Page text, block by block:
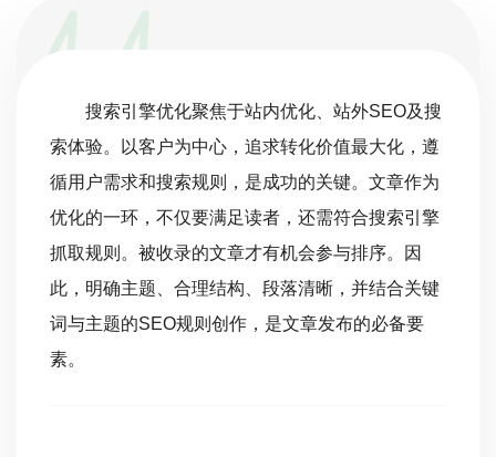
搜索引擎优化聚焦于站内优化、站外SEO及搜
索体验。以客户为中心，追求转化价值最大化，遵
循用户需求和搜索规则，是成功的关键。文章作为
优化的一环，不仅要满足读者，还需符合搜索引擎
抓取规则。被收录的文章才有机会参与排序。因
此，明确主题、合理结构、段落清晰，并结合关键
词与主题的SEO规则创作，是文章发布的必备要
素。